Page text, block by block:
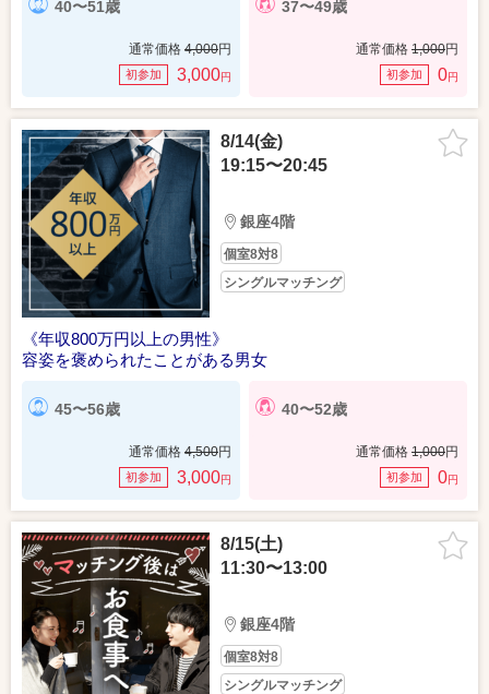
40〜51歳
通常価格 4,000円
初参加 3,000円
37〜49歳
通常価格 1,000円
初参加 0円
8/14(金)
19:15〜20:45
銀座4階
個室8対8
シングルマッチング
《年収800万円以上の男性》
容姿を褒められたことがある男女
45〜56歳
通常価格 4,500円
初参加 3,000円
40〜52歳
通常価格 1,000円
初参加 0円
8/15(土)
11:30〜13:00
銀座4階
個室8対8
シングルマッチング